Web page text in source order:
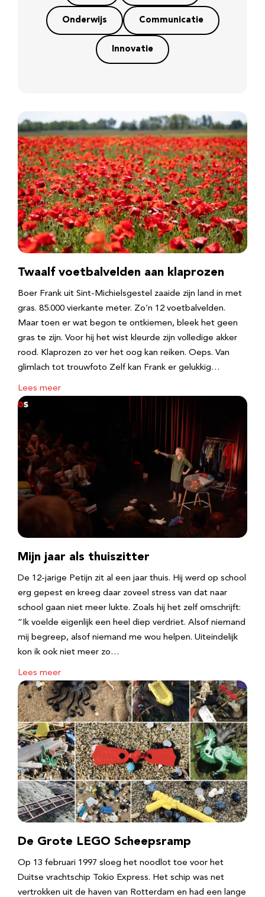
Onderwijs Communicatie
Innovatie
Twaalf voetbalvelden aan klaprozen
Boer Frank uit Sint-Michielsgestel zaaide zijn land in met
gras. 85.000 vierkante meter. Zo’n 12 voetbalvelden.
Maar toen er wat begon te ontkiemen, bleek het geen
gras te zijn. Voor hij het wist kleurde zijn volledige akker
rood. Klaprozen zo ver het oog kan reiken. Oeps. Van
glimlach tot trouwfoto Zelf kan Frank er gelukkig…
Lees meer
Mijn jaar als thuiszitter
De 12-jarige Petijn zit al een jaar thuis. Hij werd op school
erg gepest en kreeg daar zoveel stress van dat naar
school gaan niet meer lukte. Zoals hij het zelf omschrijft:
“Ik voelde eigenlijk een heel diep verdriet. Alsof niemand
mij begreep, alsof niemand me wou helpen. Uiteindelijk
kon ik ook niet meer zo…
Lees meer
De Grote LEGO Scheepsramp
Op 13 februari 1997 sloeg het noodlot toe voor het
Duitse vrachtschip Tokio Express. Het schip was net
vertrokken uit de haven van Rotterdam en had een lange